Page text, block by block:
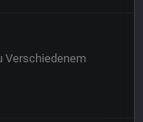
Verschiedenem